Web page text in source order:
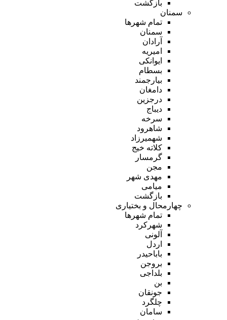
بازگشت
سمنان
تمام شهر‌ها
سمنان
آرادان
امیریه
ایوانکی
بسطام
بیارجمند
دامغان
درجزین
دیباج
سرخه
شاهرود
شهمیرزاد
کلاته خیج
گرمسار
مجن
مهدی شهر
میامی
بازگشت
چهارمحال و بختیاری
تمام شهر‌ها
شهرکرد
آلونی
اردل
باباحیدر
بروجن
بلداجی
بن
جونقان
چلگرد
سامان